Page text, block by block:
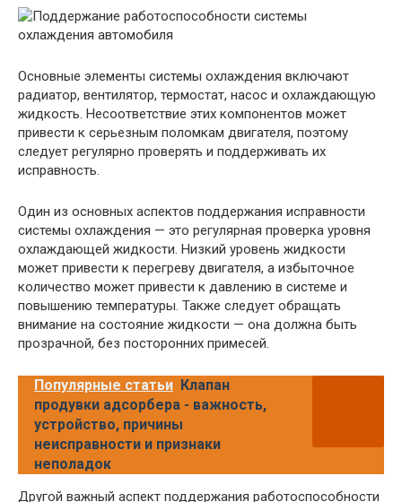
Основные элементы системы охлаждения включают
радиатор, вентилятор, термостат, насос и охлаждающую
жидкость. Несоответствие этих компонентов может
привести к серьезным поломкам двигателя, поэтому
следует регулярно проверять и поддерживать их
исправность.
Один из основных аспектов поддержания исправности
системы охлаждения — это регулярная проверка уровня
охлаждающей жидкости. Низкий уровень жидкости
может привести к перегреву двигателя, а избыточное
количество может привести к давлению в системе и
повышению температуры. Также следует обращать
внимание на состояние жидкости — она должна быть
прозрачной, без посторонних примесей.
Популярные статьи Клапан
продувки адсорбера - важность,
устройство, причины
неисправности и признаки
неполадок
Другой важный аспект поддержания работоспособности